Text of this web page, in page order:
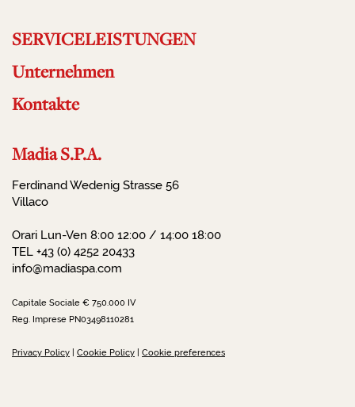
SERVICELEISTUNGEN
Unternehmen
Kontakte
Madia S.P.A.
Ferdinand Wedenig Strasse 56
Villaco
Orari Lun-Ven 8:00 12:00 / 14:00 18:00
TEL +43 (0) 4252 20433
info@madiaspa.com
Capitale Sociale € 750.000 IV
Reg. Imprese PN03498110281
Privacy Policy Cookie Policy Cookie preferences